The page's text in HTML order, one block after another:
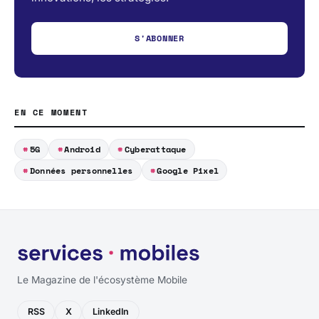
S'ABONNER
EN CE MOMENT
5G Android
Cyberattaque
Données personnelles
Google Pixel
Le Magazine de l'écosystème Mobile
RSS X LinkedIn